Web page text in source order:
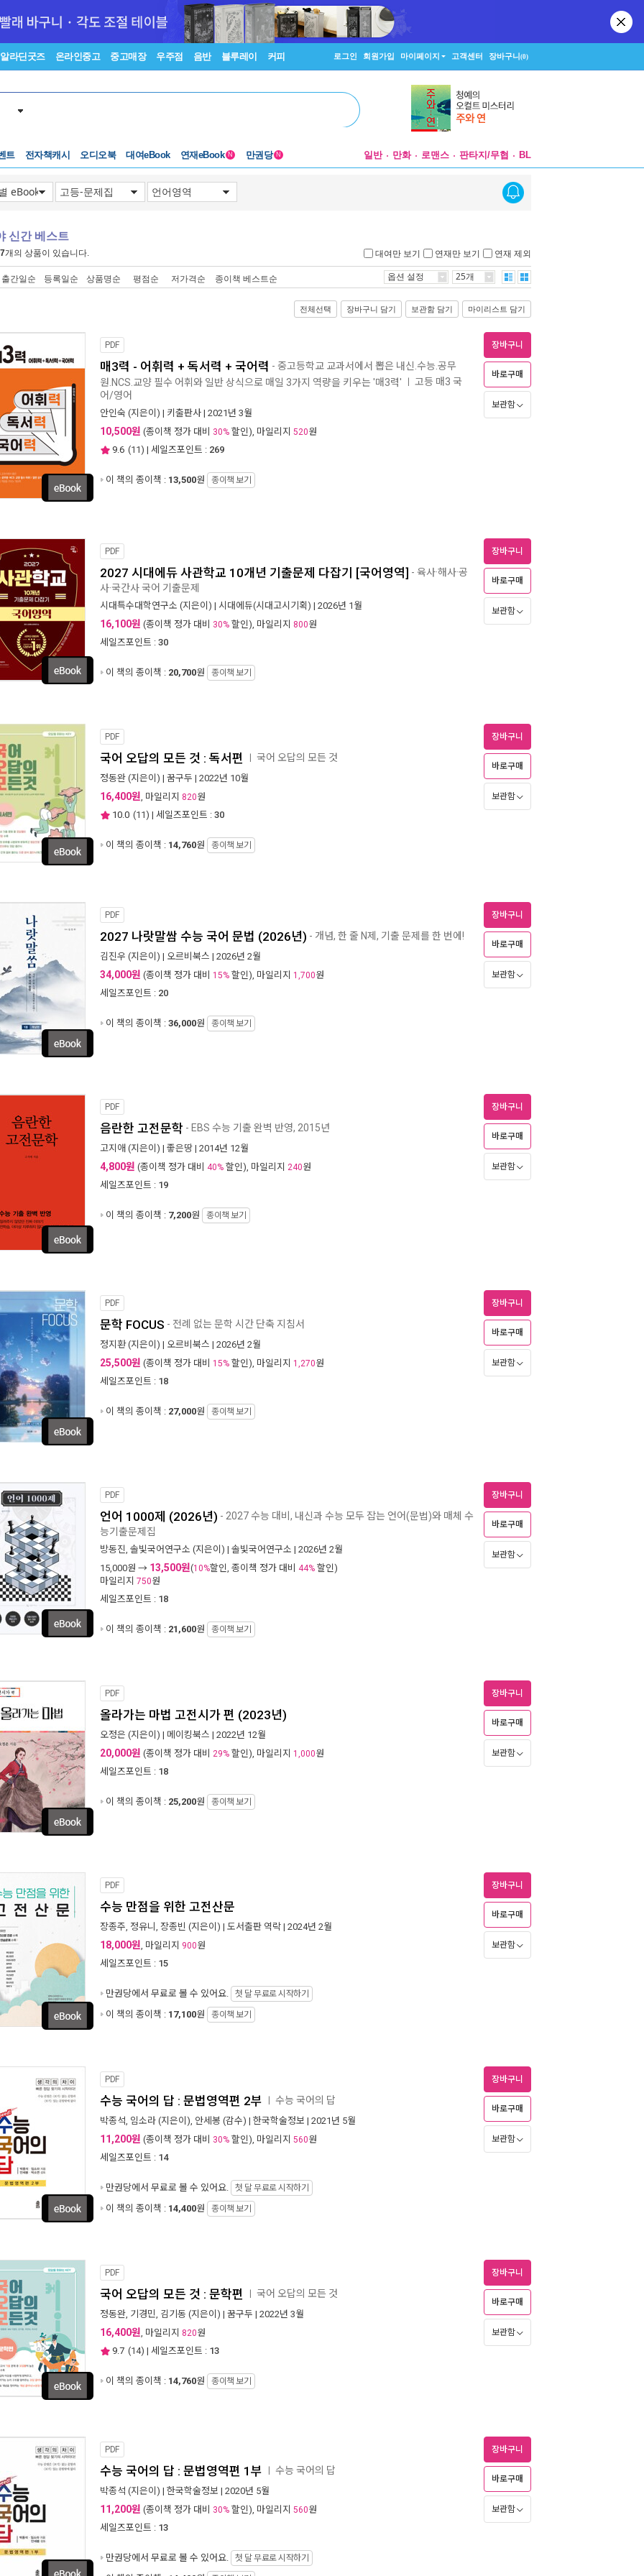
알라딘굿즈 온라인중고 중고매장 우주점 음반 블루레이 커피 로그인 회원가입 마이페이지 고객센터 장바구니(0)
트 전자책캐시 오디오북 대여eBook 연재eBook N 만권당 N 일반 만화 로맨스 판타지/무협 BL
신간 베스트
개의 상품이 있습니다. 대여만 보기 연재만 보기 연재 제외
출간일순 등록일순 상품명순 평점순 저가격순 종이책 베스트순 옵션 설정 25개
전체선택 장바구니 담기 보관함 담기 마이리스트 담기
PDF
매3력 - 어휘력 + 독서력 + 국어력 - 중고등학교 교과서에서 뽑은 내신.수능.공무
원.NCS.교양 필수 어휘와 일반 상식으로 매일 3가지 역량을 키우는 '매3력' 고등 매3 국
어/영어
안인숙 (지은이) | 키출판사 | 2021년 3월
10,500원 (종이책 정가 대비 30% 할인), 마일리지 520원
9.6 (11) | 세일즈포인트 : 269
이 책의 종이책 : 13,500원 종이책 보기
장바구니
바로구매
보관함
PDF
2027 시대에듀 사관학교 10개년 기출문제 다잡기 [국어영역] - 육사·해사·공
사·국간사 국어 기출문제
시대특수대학연구소 (지은이) | 시대에듀(시대고시기획) | 2026년 1월
16,100원 (종이책 정가 대비 30% 할인), 마일리지 800원
세일즈포인트 : 30
이 책의 종이책 : 20,700원 종이책 보기
장바구니
바로구매
보관함
PDF
국어 오답의 모든 것 : 독서편 국어 오답의 모든 것
정동완 (지은이) | 꿈구두 | 2022년 10월
16,400원, 마일리지 820원
10.0 (11) | 세일즈포인트 : 30
이 책의 종이책 : 14,760원 종이책 보기
장바구니
바로구매
보관함
PDF
2027 나랏말쌈 수능 국어 문법 (2026년) - 개념, 한 줄 N제, 기출 문제를 한 번에!
김진우 (지은이) | 오르비북스 | 2026년 2월
34,000원 (종이책 정가 대비 15% 할인), 마일리지 1,700원
세일즈포인트 : 20
이 책의 종이책 : 36,000원 종이책 보기
장바구니
바로구매
보관함
PDF
음란한 고전문학 - EBS 수능 기출 완벽 반영, 2015년
고지애 (지은이) | 좋은땅 | 2014년 12월
4,800원 (종이책 정가 대비 40% 할인), 마일리지 240원
세일즈포인트 : 19
이 책의 종이책 : 7,200원 종이책 보기
장바구니
바로구매
보관함
PDF
문학 FOCUS - 전례 없는 문학 시간 단축 지침서
정지환(지은이) | 오르비북스 | 2026년 2월
25,500원 (종이책 정가 대비 15% 할인), 마일리지 1,270원
세일즈포인트 : 18
이 책의 종이책 : 27,000원 종이책 보기
장바구니
바로구매
보관함
PDF
언어 1000제 (2026년) - 2027 수능 대비, 내신과 수능 모두 잡는 언어(문법)와 매체 수
능기출문제집
방동진, 솔빛국어연구소 (지은이) | 솔빛국어연구소 | 2026년 2월
15,000원 → 13,500원(10%할인, 종이책 정가 대비 44% 할인)
마일리지 750원
세일즈포인트 : 18
이 책의 종이책 : 21,600원 종이책 보기
장바구니
바로구매
보관함
PDF
올라가는 마법 고전시가 편 (2023년)
오정은 (지은이) | 메이킹북스 | 2022년 12월
20,000원 (종이책 정가 대비 29% 할인), 마일리지 1,000원
세일즈포인트 : 18
이 책의 종이책 : 25,200원 종이책 보기
장바구니
바로구매
보관함
PDF
수능 만점을 위한 고전산문
장종주, 정유니 , 장종빈 (지은이) | 도서출판 역락 | 2024년 2월
18,000원, 마일리지 900원
세일즈포인트 : 15
만권당에서 무료로 볼 수 있어요. 첫 달 무료로 시작하기
이 책의 종이책 : 17,100원 종이책 보기
장바구니
바로구매
보관함
PDF
수능 국어의 답 : 문법영역편 2부 수능 국어의 답
박종석, 임소라 (지은이), 안세봉 (감수) | 한국학술정보 | 2021년 5월
11,200원 (종이책 정가 대비 30% 할인), 마일리지 560원
세일즈포인트 : 14
만권당에서 무료로 볼 수 있어요. 첫 달 무료로 시작하기
이 책의 종이책 : 14,400원 종이책 보기
장바구니
바로구매
보관함
PDF
국어 오답의 모든 것 : 문학편 국어 오답의 모든 것
정동완, 기경민, 김기동 (지은이) | 꿈구두 | 2022년 3월
16,400원, 마일리지 820원
9.7 (14) | 세일즈포인트 : 13
이 책의 종이책 : 14,760원 종이책 보기
장바구니
바로구매
보관함
PDF
수능 국어의 답 : 문법영역편 1부 수능 국어의 답
박종석 (지은이) | 한국학술정보 | 2020년 5월
11,200원 (종이책 정가 대비 30% 할인), 마일리지 560원
세일즈포인트 : 13
만권당에서 무료로 볼 수 있어요. 첫 달 무료로 시작하기
장바구니
바로구매
보관함